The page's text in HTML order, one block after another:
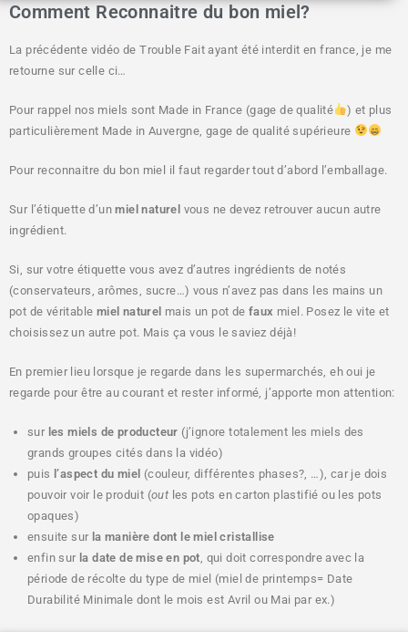
Comment Reconnaitre du bon miel?
La précédente vidéo de Trouble Fait ayant été interdit en france, je me
retourne sur celle ci…
Pour rappel nos miels sont Made in France (gage de qualité
) et plus
particulièrement Made in Auvergne, gage de qualité supérieure
Pour reconnaitre du bon miel il faut regarder tout d’abord l’emballage.
Sur l’étiquette d’unmiel naturel vous ne devez retrouver aucun autre
ingrédient.
Si, sur votre étiquette vous avez d’autres ingrédients de notés
(conservateurs, arômes, sucre…) vous n’avez pas dans les mains un
pot de véritable miel naturel mais un pot defaux miel. Posez le vite et
choisissez un autre pot. Mais ça vous le saviez déjà!
En premier lieu lorsque je regarde dans les supermarchés, eh oui je
regarde pour être au courant et rester informé, j’apporte mon attention:
sur les miels de producteur (j’ignore totalement les miels des
grands groupes cités dans la vidéo)
puis l’aspect du miel (couleur, différentes phases?, …), car je dois
pouvoir voir le produit (out les pots en carton plastifié ou les pots
opaques)
ensuite sur la manière dont le miel cristallise
enfin sur la date de mise en pot, qui doit correspondre avec la
période de récolte du type de miel (miel de printemps= Date
Durabilité Minimale dont le mois est Avril ou Mai par ex.)